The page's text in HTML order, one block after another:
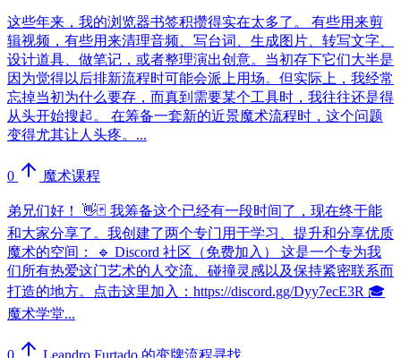
这些年来，我的浏览器书签积攒得实在太多了。 有些用来剪
辑视频，有些用来清理音频、写台词、生成图片、转写文字、
设计道具、做笔记，或者整理演出创意。当初存下它们大半是
因为觉得以后排新流程时可能会派上用场。但实际上，我经常
忘掉当初为什么要存，而真到需要某个工具时，我往往还是得
从头开始搜起。 在筹备一套新的近景魔术流程时，这个问题
变得尤其让人头疼。...
0 魔术课程
弟兄们好！ 👋🃏 我筹备这个已经有一段时间了，现在终于能
和大家分享了。我创建了两个专门用于学习、提升和分享优质
魔术的空间： 🔹 Discord 社区（免费加入） 这是一个专为我
们所有热爱这门艺术的人交流、碰撞灵感以及保持紧密联系而
打造的地方。点击这里加入：https://discord.gg/Dyy7ecE3R 🎓
魔术学堂...
0 Leandro Furtado 的变牌流程寻找